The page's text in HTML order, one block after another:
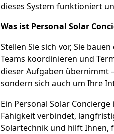
dieses System funktioniert
Was ist Personal Solar
Stellen Sie sich vor, Sie
Teams koordinieren und
dieser Aufgaben übernimmt
sondern sich auch um Ihre
Ein Personal Solar
Fähigkeit verbindet,
Solartechnik und hilft Ihnen,